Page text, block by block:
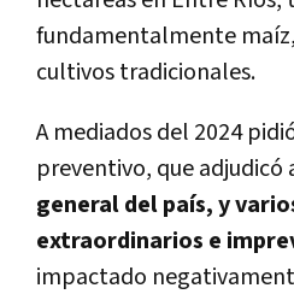
fundamentalmente
cultivos tradicionales.
A mediados del 2024
preventivo, que adjudicó
general del país, y
extraordinarios e
impactado